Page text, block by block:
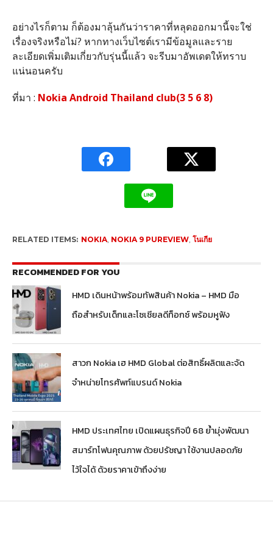
อย่างไรก็ตาม ก็ต้องมาลุ้นกันว่าราคาที่หลุดออกมานี้จะใช่
เรื่องจริงหรือไม่? หากทางเว็บไซต์เรามีข้อมูลและราย
ละเอียดเพิ่มเติมเกี่ยวกับรุ่นนี้แล้ว จะรีบมาอัพเดตให้ทราบ
แน่นอนครับ
ที่มา : Nokia Android Thailand club(3 5 6 8)
RELATED ITEMS: NOKIA, NOKIA 9 PUREVIEW, โนเกีย
RECOMMENDED FOR YOU
HMD เดินหน้าพร้อมทัพสินค้า Nokia – HMD มือ
ถือสำหรับเด็กและโซเชียลดีท็อกซ์ พร้อมหูฟัง
สาวก Nokia เฮ HMD Global ต่อสิทธิ์ผลิตและจัด
จำหน่ายโทรศัพท์แบรนด์ Nokia
HMD ประเทศไทย เปิดแผนธุรกิจปี 68 ย้ำมุ่งพัฒนา
สมาร์ทโฟนคุณภาพ ด้วยปรัชญา ใช้งานปลอดภัย
ไว้ใจได้ ด้วยราคาเข้าถึงง่าย